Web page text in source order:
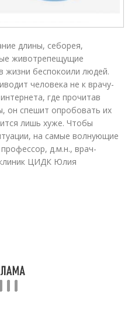
длины, себорея,
животрепещущие
жизни беспокоили людей.
человека не к врачу-
где прочитав
он спешит опробовать их
лишь хуже. Чтобы
на самые волнующие
д.м.н., врач-
ЦИДК Юлия